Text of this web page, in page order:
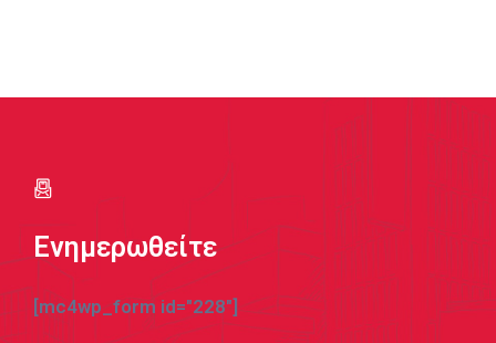
Ενημερωθείτε
[mc4wp_form id="228"]